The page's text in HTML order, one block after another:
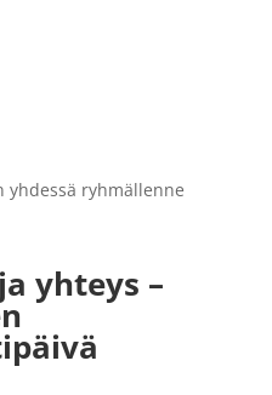
yhdessä ryhmällenne
yhteys –